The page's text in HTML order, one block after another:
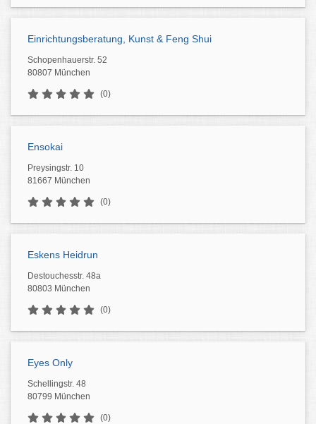
Einrichtungsberatung, Kunst & Feng Shui
Schopenhauerstr. 52
80807 München
(0)
Ensokai
Preysingstr. 10
81667 München
(0)
Eskens Heidrun
Destouchesstr. 48a
80803 München
(0)
Eyes Only
Schellingstr. 48
80799 München
(0)